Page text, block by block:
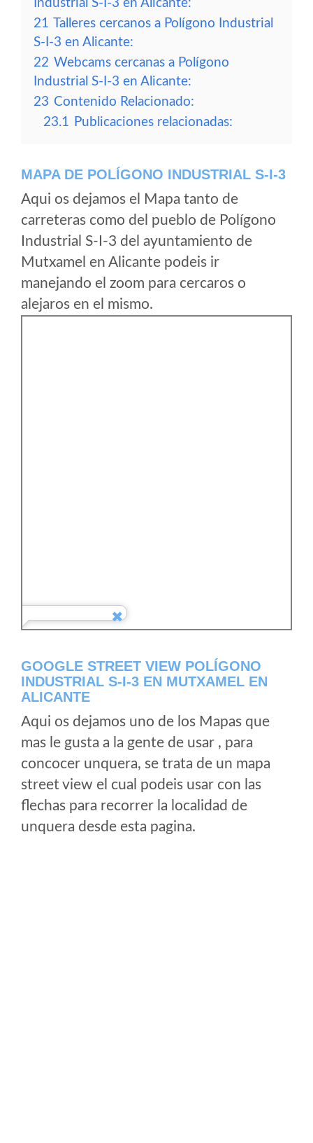
Industrial S-I-3 en Alicante:
21 Talleres cercanos a Polígono Industrial
S-I-3 en Alicante:
22 Webcams cercanas a Polígono
Industrial S-I-3 en Alicante:
23 Contenido Relacionado:
23.1 Publicaciones relacionadas:
MAPA DE POLÍGONO INDUSTRIAL S-I-3
Aqui os dejamos el Mapa tanto de
carreteras como del pueblo de Polígono
Industrial S-I-3 del ayuntamiento de
Mutxamel en Alicante podeis ir
manejando el zoom para cercaros o
alejaros en el mismo.
GOOGLE STREET VIEW POLÍGONO
INDUSTRIAL S-I-3 EN MUTXAMEL EN
ALICANTE
Aqui os dejamos uno de los Mapas que
mas le gusta a la gente de usar , para
concocer unquera, se trata de un mapa
street view el cual podeis usar con las
flechas para recorrer la localidad de
unquera desde esta pagina.